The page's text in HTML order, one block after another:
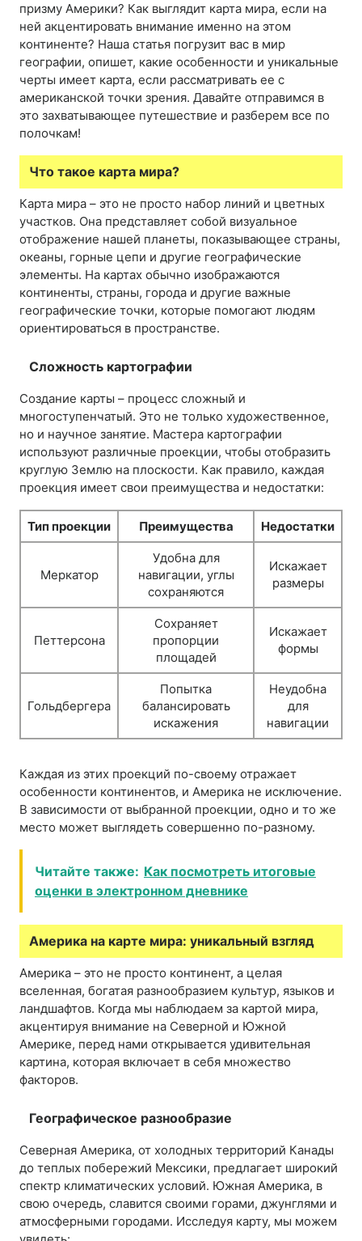
призму Америки? Как выглядит карта мира, если на
ней акцентировать внимание именно на этом
континенте? Наша статья погрузит вас в мир
географии, опишет, какие особенности и уникальные
черты имеет карта, если рассматривать ее с
американской точки зрения. Давайте отправимся в
это захватывающее путешествие и разберем все по
полочкам!
Что такое карта мира?
Карта мира – это не просто набор линий и цветных
участков. Она представляет собой визуальное
отображение нашей планеты, показывающее страны,
океаны, горные цепи и другие географические
элементы. На картах обычно изображаются
континенты, страны, города и другие важные
географические точки, которые помогают людям
ориентироваться в пространстве.
Сложность картографии
Создание карты – процесс сложный и
многоступенчатый. Это не только художественное,
но и научное занятие. Мастера картографии
используют различные проекции, чтобы отобразить
круглую Землю на плоскости. Как правило, каждая
проекция имеет свои преимущества и недостатки:
Тип проекции Преимущества Недостатки
Меркатор
Удобна для
навигации, углы
сохраняются
Искажает
размеры
Петтерсона
Сохраняет
пропорции
площадей
Искажает
формы
Гольдбергера
Попытка
балансировать
искажения
Неудобна
для
навигации
Каждая из этих проекций по-своему отражает
особенности континентов, и Америка не исключение.
В зависимости от выбранной проекции, одно и то же
место может выглядеть совершенно по-разному.
Читайте также: Как посмотреть итоговые
оценки в электронном дневнике
Америка на карте мира: уникальный взгляд
Америка – это не просто континент, а целая
вселенная, богатая разнообразием культур, языков и
ландшафтов. Когда мы наблюдаем за картой мира,
акцентируя внимание на Северной и Южной
Америке, перед нами открывается удивительная
картина, которая включает в себя множество
факторов.
Географическое разнообразие
Северная Америка, от холодных территорий Канады
до теплых побережий Мексики, предлагает широкий
спектр климатических условий. Южная Америка, в
свою очередь, славится своими горами, джунглями и
атмосферными городами. Исследуя карту, мы можем